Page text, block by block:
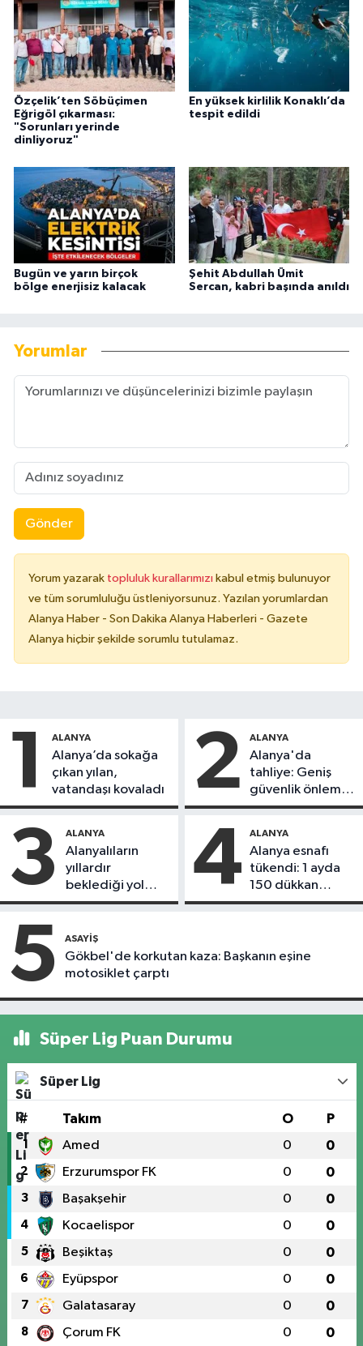
Özçelik’ten Söbüçimen
Eğrigöl çıkarması:
"Sorunları yerinde
dinliyoruz"
En yüksek kirlilik Konaklı’da
tespit edildi
Bugün ve yarın birçok
bölge enerjisiz kalacak
Şehit Abdullah Ümit
Sercan, kabri başında anıldı
Yorumlar
Gönder
Yorum yazarak topluluk kurallarımızı kabul etmiş bulunuyor
ve tüm sorumluluğu üstleniyorsunuz. Yazılan yorumlardan
Alanya Haber - Son Dakika Alanya Haberleri - Gazete
Alanya hiçbir şekilde sorumlu tutulamaz.
1 ALANYA
Alanya’da sokağa
çıkan yılan,
vatandaşı kovaladı
2 ALANYA
Alanya'da
tahliye: Geniş
güvenlik önlemi
alındı
3 ALANYA
Alanyalıların
yıllardır
beklediği yol
askıdan döndü
4 ALANYA
Alanya esnafı
tükendi: 1 ayda
150 dükkan
kapandı
5 ASAYIŞ
Gökbel'de korkutan kaza: Başkanın eşine
motosiklet çarptı
Süper Lig Puan Durumu
Süper Lig
# Takım O P
1 Amed 0 0
2 Erzurumspor FK 0 0
3 Başakşehir 0 0
4 Kocaelispor 0 0
5 Beşiktaş 0 0
6 Eyüpspor 0 0
7 Galatasaray 0 0
8 Çorum FK 0 0